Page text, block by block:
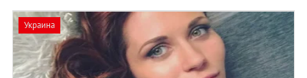
Украина